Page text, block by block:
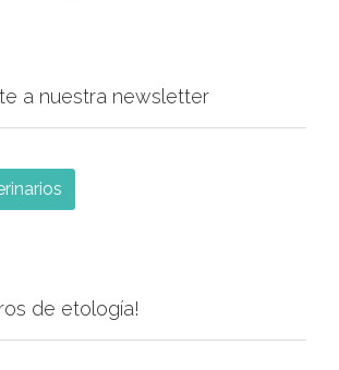
a nuestra newsletter
de etología!